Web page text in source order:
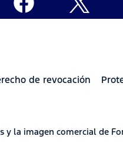
de revocación
la imagen comercial de